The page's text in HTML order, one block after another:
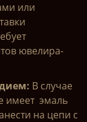
или
ювелира-
В случае
имеет эмаль
на цепи с